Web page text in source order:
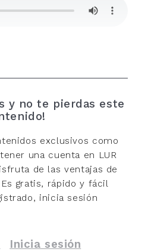
y no te pierdas este
exclusivos como
una cuenta en LUR
de las ventajas de
gratis, rápido y fácil
inicia sesión
Inicia sesión